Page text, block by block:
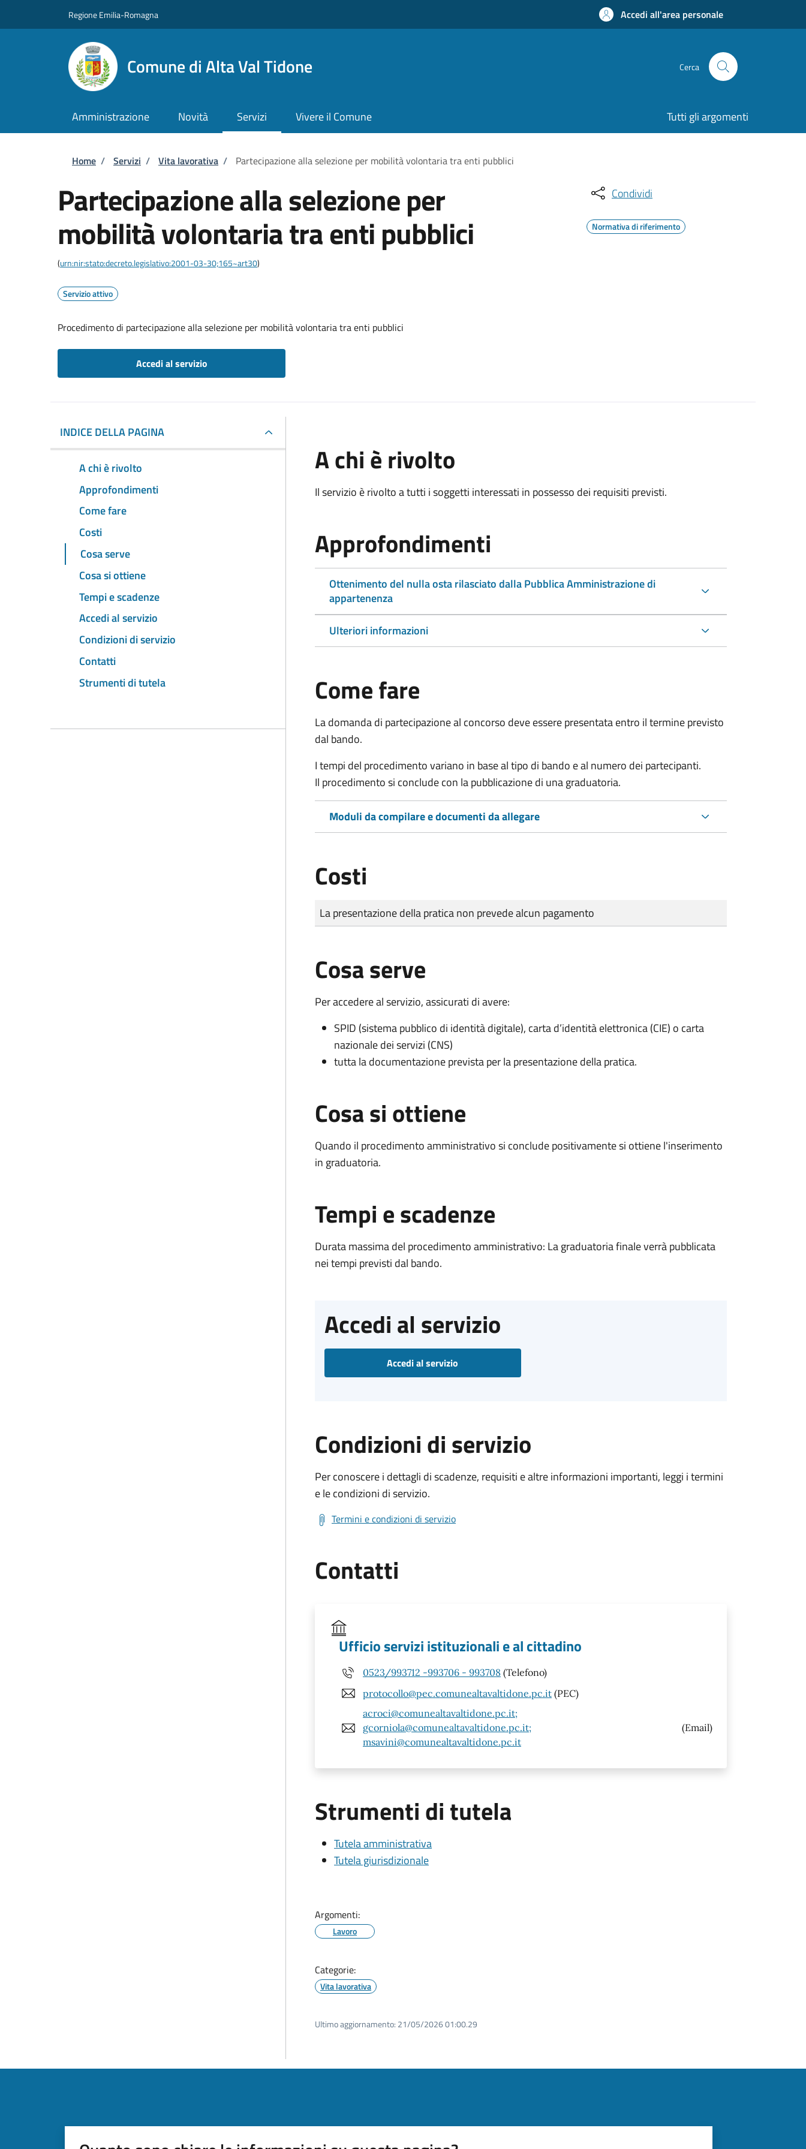
Regione Emilia-Romagna Accedi all'area personale
Comune di Alta Val Tidone Cerca
Amministrazione Novità Servizi Vivere il Comune Tutti gli argomenti
Briciole di pane
Home / Servizi / Vita lavorativa / Partecipazione alla selezione per mobilità volontaria tra enti pubblici
Partecipazione alla selezione per
mobilità volontaria tra enti pubblici
(urn:nir:stato:decreto.legislativo:2001-03-30;165~art30)
Servizio attivo
Procedimento di partecipazione alla selezione per mobilità volontaria tra enti pubblici
Accedi al servizio
Condividi
Normativa di riferimento
INDICE DELLA PAGINA
A chi è rivolto
Approfondimenti
Come fare
Costi
Cosa serve
Cosa si ottiene
Tempi e scadenze
Accedi al servizio
Condizioni di servizio
Contatti
Strumenti di tutela
A chi è rivolto
Il servizio è rivolto a tutti i soggetti interessati in possesso dei requisiti previsti.
Approfondimenti
Ottenimento del nulla osta rilasciato dalla Pubblica Amministrazione di
appartenenza
Ulteriori informazioni
Come fare
La domanda di partecipazione al concorso deve essere presentata entro il termine previsto
dal bando.
I tempi del procedimento variano in base al tipo di bando e al numero dei partecipanti.
Il procedimento si conclude con la pubblicazione di una graduatoria.
Moduli da compilare e documenti da allegare
Costi
Tipo di pagamento
Importo
La presentazione della pratica non prevede alcun pagamento
Cosa serve
Per accedere al servizio, assicurati di avere:
SPID (sistema pubblico di identità digitale), carta d’identità elettronica (CIE) o carta
nazionale dei servizi (CNS)
tutta la documentazione prevista per la presentazione della pratica.
Cosa si ottiene
Quando il procedimento amministrativo si conclude positivamente si ottiene l'inserimento
in graduatoria.
Tempi e scadenze
Durata massima del procedimento amministrativo: La graduatoria finale verrà pubblicata
nei tempi previsti dal bando.
Accedi al servizio
Accedi al servizio
Condizioni di servizio
Per conoscere i dettagli di scadenze, requisiti e altre informazioni importanti, leggi i termini
e le condizioni di servizio.
Termini e condizioni di servizio
Contatti
Ufficio servizi istituzionali e al cittadino
0523/993712 -993706 - 993708 (Telefono)
protocollo@pec.comunealtavaltidone.pc.it (PEC)
acroci@comunealtavaltidone.pc.it;
gcorniola@comunealtavaltidone.pc.it;
msavini@comunealtavaltidone.pc.it
(Email)
Strumenti di tutela
Tutela amministrativa
Tutela giurisdizionale
Argomenti:
Lavoro
Categorie:
Vita lavorativa
Ultimo aggiornamento: 21/05/2026 01:00.29